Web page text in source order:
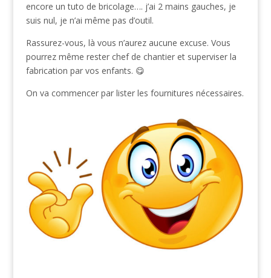
encore un tuto de bricolage…. j’ai 2 mains gauches, je
suis nul, je n’ai même pas d’outil.
Rassurez-vous, là vous n’aurez aucune excuse. Vous
pourrez même rester chef de chantier et superviser la
fabrication par vos enfants. 😋
On va commencer par lister les fournitures nécessaires.